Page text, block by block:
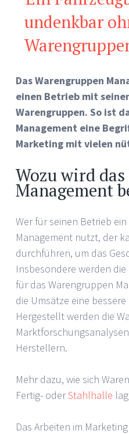
undenkbar
Das Warengruppen
einen Betrieb mit
Warengruppen. So ist
Management eine
Marketing mit vielen
Wozu wird
Management
Wer für seinen Betrieb
Management nutzt, der
durchführen, um das
Insbesondere werden
für das Warengruppen
die Umsätze eine
Hergestellt werden die
Herstellern.
Mehr dazu, wie sich
Fertig- oderStahlhalle
Das Arbeiten im